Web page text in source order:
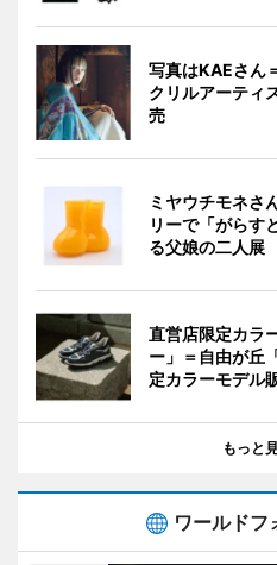
写真はKAEさん
クリルアーティ
売
ミヤウチモネさ
リーで「がら
る父娘の二人展
直営店限定カラ
ー」＝自由が丘
定カラーモデル
もっと
ワールドフ